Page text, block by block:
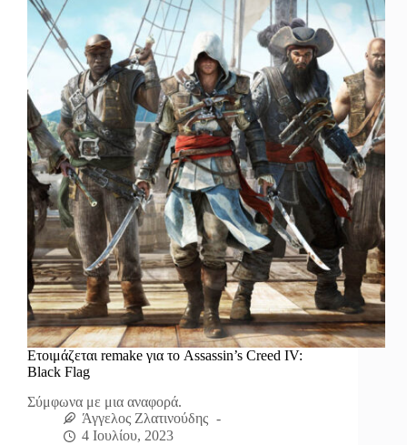
Ετοιμάζεται remake για το Assassin’s Creed IV:
Black Flag
Σύμφωνα με μια αναφορά.
Άγγελος Ζλατινούδης
4 Ιουλίου, 2023